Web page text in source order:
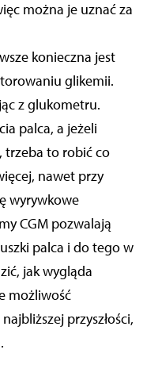
można je uznać za
konieczna jest
glikemii.
z glukometru.
palca, a jeżeli
trzeba to robić co
nawet przy
wyrywkowe
CGM pozwalają
palca i do tego w
jak wygląda
możliwość
przyszłości,